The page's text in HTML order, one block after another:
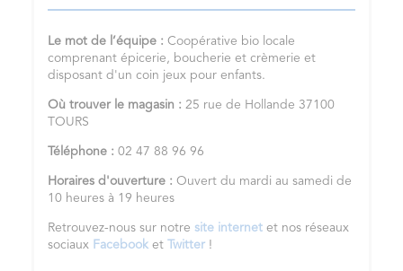
Le mot de l’équipe : Coopérative bio locale
comprenant épicerie, boucherie et crèmerie et
disposant d'un coin jeux pour enfants.
Où trouver le magasin : 25 rue de Hollande 37100
TOURS
Téléphone : 02 47 88 96 96
Horaires d'ouverture : Ouvert du mardi au samedi de
10 heures à 19 heures
Retrouvez-nous sur notre site internet et nos réseaux
sociaux Facebook et Twitter !